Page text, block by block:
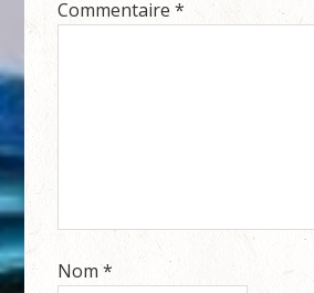
Commentaire*
Nom*